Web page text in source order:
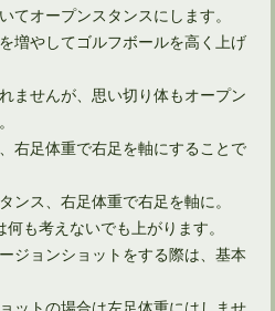
は足の位置を決めることが大事
てオープンスタンスにします。
増やしてゴルフボールを高く上げ
ませんが、思い切り体もオープン
右足体重で右足を軸にすることで
ンス、右足体重で右足を軸に。
も考えないでも上がります。
ジョンショットをする際は、基本
ットの場合は左足体重にはしませ